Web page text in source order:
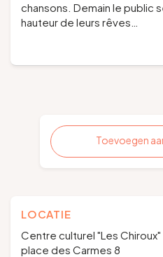
chansons. Demain le public
hauteur de leurs rêves…
Toevoegen
LOCATIE
Centre culturel "Les Chiroux"
place des Carmes 8